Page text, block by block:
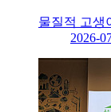
물질적 고생
2026-